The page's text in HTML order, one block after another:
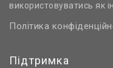
використовуватись як
Політика
Підтримка